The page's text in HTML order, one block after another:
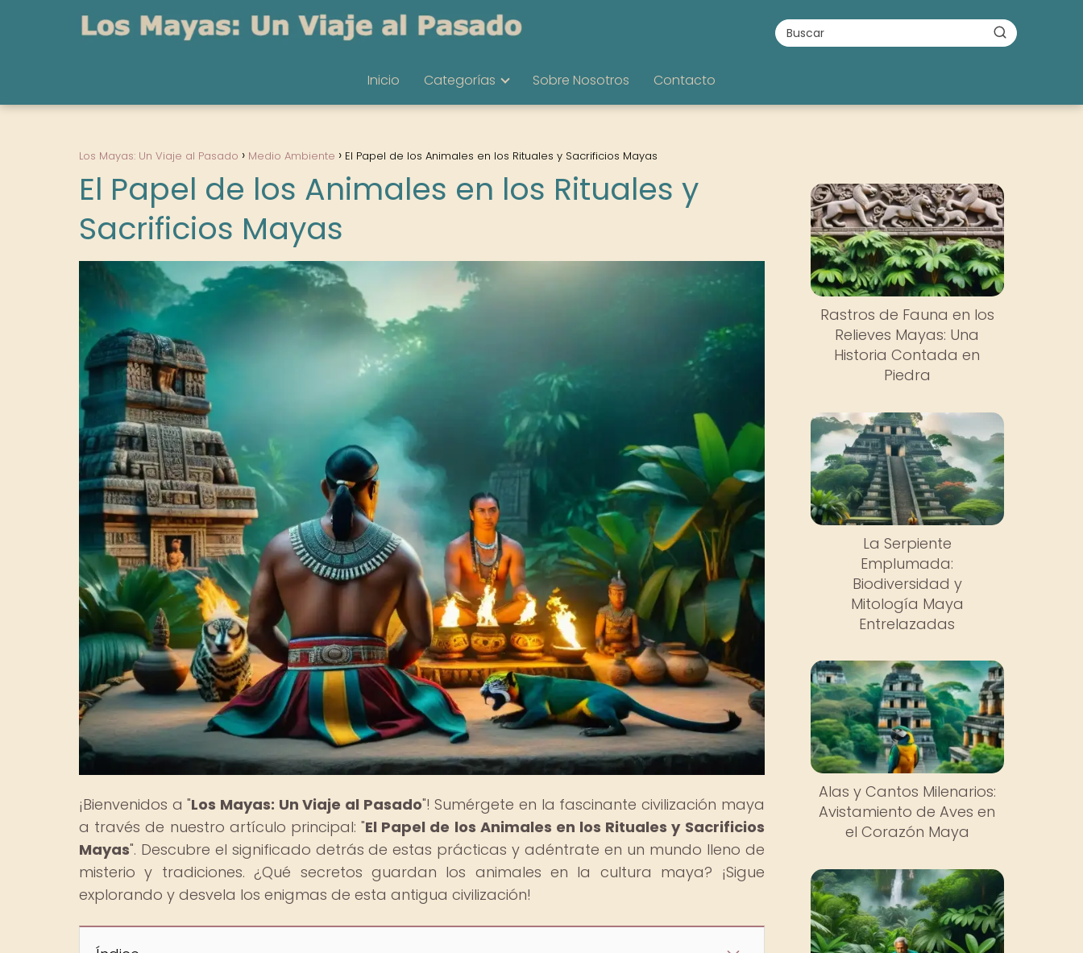
Inicio Categorías Sobre Nosotros Contacto
Los Mayas: Un Viaje al Pasado Medio Ambiente El Papel de los Animales en los Rituales y Sacrificios Mayas
El Papel de los Animales en los Rituales y
Sacrificios Mayas
¡Bienvenidos a "Los Mayas: Un Viaje al Pasado"! Sumérgete en la fascinante civilización maya
a través de nuestro artículo principal: "El Papel de los Animales en los Rituales y Sacrificios
Mayas". Descubre el significado detrás de estas prácticas y adéntrate en un mundo lleno de
misterio y tradiciones. ¿Qué secretos guardan los animales en la cultura maya? ¡Sigue
explorando y desvela los enigmas de esta antigua civilización!
Rastros de Fauna en los
Relieves Mayas: Una
Historia Contada en
Piedra
La Serpiente
Emplumada:
Biodiversidad y
Mitología Maya
Entrelazadas
Alas y Cantos Milenarios:
Avistamiento de Aves en
el Corazón Maya